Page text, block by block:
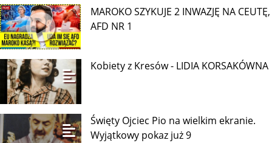
MAROKO SZYKUJE 2 INWAZJĘ NA CEUTĘ,
AFD NR 1
Kobiety z Kresów - LIDIA KORSAKÓWNA
Święty Ojciec Pio na wielkim ekranie.
Wyjątkowy pokaz już 9